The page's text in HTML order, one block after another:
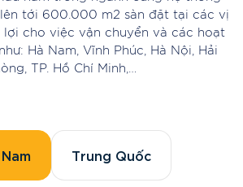
tới 600.000 m2 sàn đặt tại các vị
lợi cho việc vận chuyển và các hoạt
Hà Nam, Vĩnh Phúc, Hà Nội, Hải
TP. Hồ Chí Minh,…
Trung Quốc